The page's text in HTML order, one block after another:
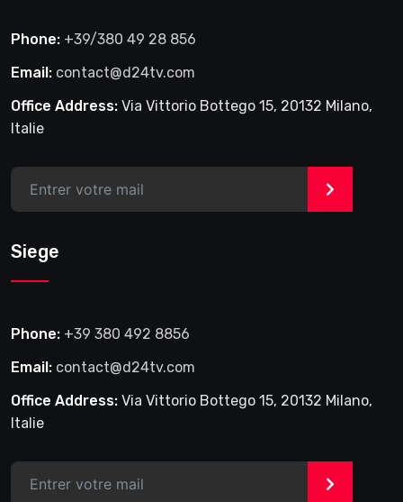
Phone: +39/380 49 28 856
Email: contact@d24tv.com
Office Address: Via Vittorio Bottego 15, 20132 Milano,
Italie
>
Siege
Phone: +39 380 492 8856
Email: contact@d24tv.com
Office Address: Via Vittorio Bottego 15, 20132 Milano,
Italie
>